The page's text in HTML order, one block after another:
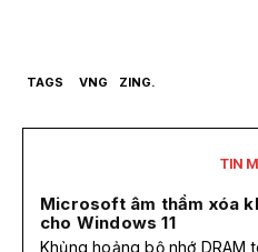
TAGS VNG ZING.
TIN
Microsoft âm thầm xóa
cho Windows 11
Khủng hoảng bộ nhớ